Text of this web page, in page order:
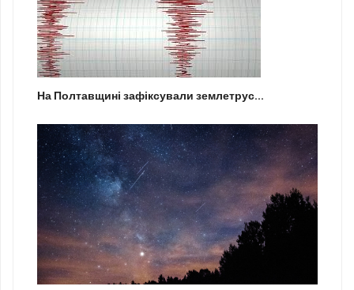
На Полтавщині зафіксували землетрус...